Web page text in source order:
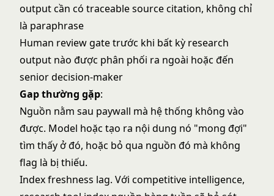
output cần có traceable source citation, không chỉ
là paraphrase
Human review gate trước khi bất kỳ research
output nào được phân phối ra ngoài hoặc đến
senior decision-maker
Gap thường gặp:
Nguồn nằm sau paywall mà hệ thống không vào
được. Model hoặc tạo ra nội dung nó "mong đợi"
tìm thấy ở đó, hoặc bỏ qua nguồn đó mà không
flag là bị thiếu.
Index freshness lag. Với competitive intelligence,